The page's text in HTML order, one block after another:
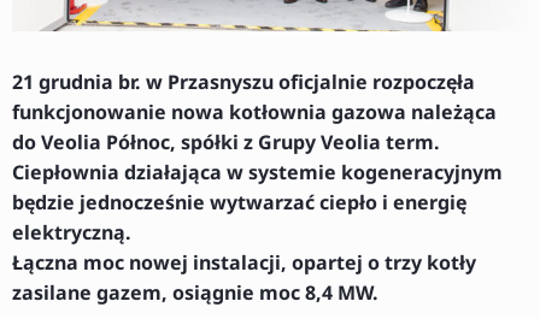
21 grudnia br. w Przasnyszu oficjalnie rozpoczęła
funkcjonowanie nowa kotłownia gazowa należąca
do Veolia Północ, spółki z Grupy Veolia term.
Ciepłownia działająca w systemie kogeneracyjnym
będzie jednocześnie wytwarzać ciepło i energię
elektryczną.
Łączna moc nowej instalacji, opartej o trzy kotły
zasilane gazem, osiągnie moc 8,4 MW.